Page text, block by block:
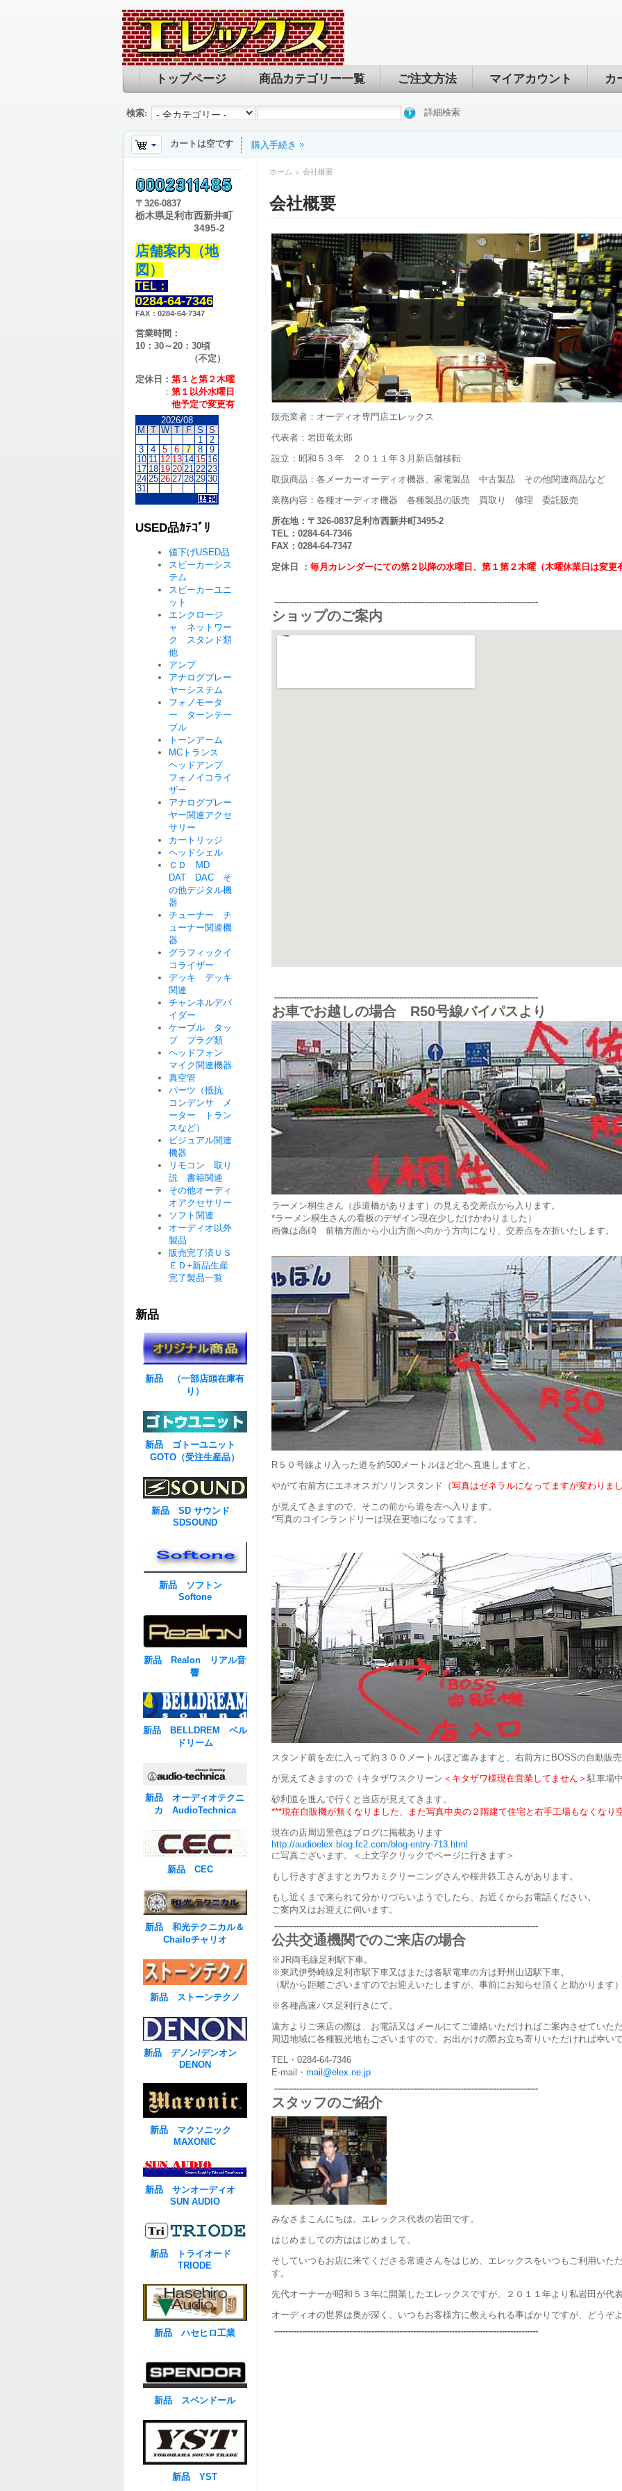
トップページ 商品カテゴリー一覧 ご注文方法 マイアカウント カ
検索: 詳細検索
カートは空です 購入手続き
ホーム 会社概要
会社概要
販売業者：オーディオ専門店エレックス
代表者：岩田竜太郎
設立：昭和５３年 ２０１１年３月新店舗移転
取扱商品：各メーカーオーディオ機器、家電製品 中古製品 その他関連商品など
業務内容：各種オーディオ機器 各種製品の販売 買取り 修理 委託販売
所在地：〒 326-0837足利市西新井町3495-2
TEL：0284-64-7346
FAX：0284-64-7347
定休日
： 毎月カレンダーにての第２以降の水曜日、第１第２木曜（木曜休業日は変更
-----------------------------------------------------------------------------------------------
ショップのご案内
-----------------------------------------------------------------------------------------------
お車でお越しの場合 R50号線バイパスより
ラーメン桐生さん（歩道橋があります）の見える交差点から入ります。
*ラーメン桐生さんの看板のデザイン現在少しだけかわりました）
画像は高碕 前橋方面から小山方面へ向かう方向になり、交差点を左折いたします。
R５０号線より入った道を約500メートルほど北へ直進しますと、
やがて右前方にエネオスガソリンスタンド （写真はゼネラルになってますが変わりま
が見えてきますので、そこの前から道を左へ入ります。
*写真のコインランドリーは現在更地になってます。
スタンド前を左に入って約３００メートルほど進みますと、右前方にBOSSの自動販
が見えてきますので（キタザワスクリーン ＜キタザワ様現在営業してません＞ 駐車場
砂利道を進んで行くと当店が見えてきます。
***現在自販機が無くなりました、また写真中央の２階建て住宅と右手工場もなくなり
現在の店周辺景色はブログに掲載あります
http://audioelex.blog.fc2.com/blog-entry-713.html
に写真ございます。＜上文字クリックでページに行きます＞
もし行きすぎますとカワカミクリーニングさんや桜井鉄工さんがあります。
もし近くまで来られて分かりづらいようでしたら、お近くからお電話ください。
ご案内又はお迎えに伺います。
-----------------------------------------------------------------------------------------------
公共交通機関でのご来店の場合
※JR両毛線足利駅下車。
※東武伊勢崎線足利市駅下車又はまたは各駅電車の方は野州山辺駅下車。
（駅から距離ございますのでお迎えいたしますが、事前にお知らせ頂くと助かります
※各種高速バス足利行きにて。
遠方よりご来店の際は、お電話又はメールにてご連絡いただければご案内させていた
周辺地域に各種観光地もございますので、お出かけの際お立ち寄りいただければ幸い
TEL・0284-64-7346
E-mail・ mail@elex.ne.jp
-----------------------------------------------------------------------------------------------
スタッフのご紹介
みなさまこんにちは。エレックス代表の岩田です。
はじめましての方ははじめまして。
そしていつもお店に来てくださる常連さんをはじめ、エレックスをいつもご利用いた
す。
先代オーナーが昭和５３年に開業したエレックスですが、２０１１年より私岩田が代
オーディオの世界は奥が深く、いつもお客様方に教えられる事ばかりですが、どうぞ
-----------------------------------------------------------------------------------------------
〒 326-0837
栃木県足利市西新井町
3495-2
店舗案内（地
図）
TEL：
0284-64-7346
FAX：0284-64-7347
営業時間：
10：30～20：30頃
（不定）
定休日： 第１と第２木曜
： 第１以外水曜日
他予定で変更有
2026/08
M
T W T F S S
1
2
3
4 5 6 7 8
9
10 11 12 13 14 15 16
17 18 19 20 21 22 23
24 25 26 27 28 29 30
31
USED品ｶﾃｺﾞﾘ
値下げUSED品
スピーカーシス
テム
スピーカーユニ
ット
エンクロージ
ャ ネットワー
ク スタンド類
他
アンプ
アナログプレー
ヤーシステム
フォノモータ
ー ターンテー
ブル
トーンアーム
MCトランス
ヘッドアンプ
フォノイコライ
ザー
アナログプレー
ヤー関連アクセ
サリー
カートリッジ
ヘッドシェル
ＣＤ MD
DAT DAC そ
の他デジタル機
器
チューナー チ
ューナー関連機
器
グラフィックイ
コライザー
デッキ デッキ
関連
チャンネルデバ
イダー
ケーブル タッ
プ プラグ類
ヘッドフォン
マイク関連機器
真空管
パーツ（抵抗
コンデンサ メ
ーター トラン
スなど）
ビジュアル関連
機器
リモコン 取り
説 書籍関連
その他オーディ
オアクセサリー
ソフト関連
オーディオ以外
製品
販売完了済ＵＳ
ＥＤ+新品生産
完了製品一覧
新品
新品 （一部店頭在庫有
り）
新品 ゴトーユニット
GOTO（受注生産品）
新品 SD サウンド
SDSOUND
新品 ソフトン
Softone
新品 Realon リアル音
響
新品 BELLDREM ベル
ドリーム
新品 オーディオテクニ
カ AudioTechnica
新品 CEC
新品 和光テクニカル＆
Chailoチャリオ
新品 ストーンテクノ
新品 デノン/デンオン
DENON
新品 マクソニック
MAXONIC
新品 サンオーディオ
SUN AUDIO
新品 トライオード
TRIODE
新品 ハセヒロ工業
新品 スペンドール
新品 YST